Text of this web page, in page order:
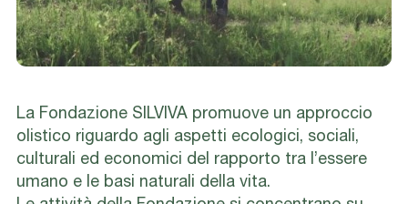
La Fondazione SILVIVA promuove un approccio
olistico riguardo agli aspetti ecologici, sociali,
culturali ed economici del rapporto tra l’essere
umano e le basi naturali della vita.